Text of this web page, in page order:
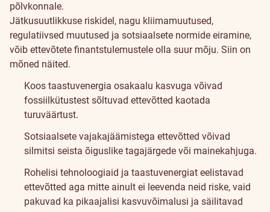
põlvkonnale.
Jätkusuutlikkuse riskidel, nagu kliimamuutused,
regulatiivsed muutused ja sotsiaalsete normide eiramine,
võib ettevõtete finantstulemustele olla suur mõju. Siin on
mõned näited.
Koos taastuvenergia osakaalu kasvuga võivad
fossiilkütustest sõltuvad ettevõtted kaotada
turuväärtust.
Sotsiaalsete vajakajäämistega ettevõtted võivad
silmitsi seista õiguslike tagajärgede või mainekahjuga.
Rohelisi tehnoloogiaid ja taastuvenergiat eelistavad
ettevõtted aga mitte ainult ei leevenda neid riske, vaid
pakuvad ka pikaajalisi kasvuvõimalusi ja säilitavad